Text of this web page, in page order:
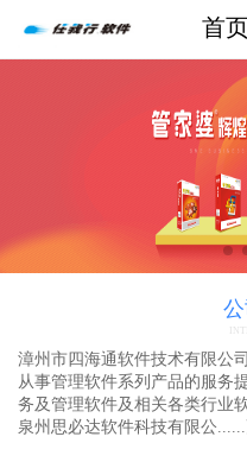
首页
漳州市四海通软件技术有限公
从事管理软件系列产品的服务
务及管理软件及相关各类行业
泉州思必达软件科技有限公......